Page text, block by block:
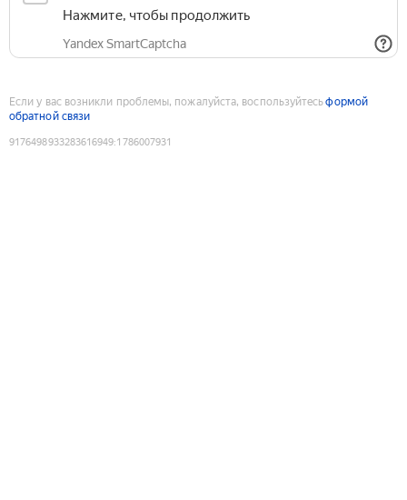
Нажмите, чтобы продолжить
Yandex SmartCaptcha
Если у вас возникли проблемы, пожалуйста, воспользуйтесьформой
обратной связи
9176498933283616949:1786007931